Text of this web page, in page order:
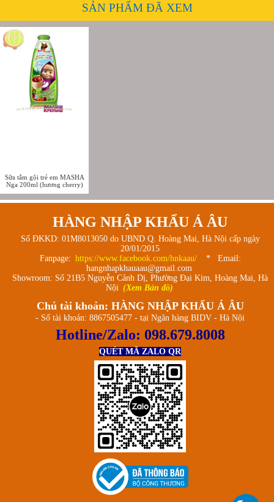
SẢN PHẨM ĐÃ XEM
Sữa tắm gội trẻ em MASHA
Nga 200ml (hương cherry)
HÀNG NHẬP KHẨU Á ÂU
Số ĐKKD: 01M8013050 do UBND Q. Hoàng Mai, Hà Nội cấp ngày
20/01/2015
Fanpage: https://www.facebook.com/hnkaau/
* Email:
hangnhapkhauaau@gmail.com
Showroom: Số 21B5 Nguyễn Cảnh Dị, Phường Đại Kim, Hoàng Mai, Hà
Nội (Xem Bản đồ)
Chủ tài khoản: HÀNG NHẬP KHẨU Á ÂU
- Số tài khoản: 8867505477 - tại Ngân hàng BIDV - Hà Nội
Hotline/Zalo: 098.679.8008
QUÉT MÃ ZALO QR